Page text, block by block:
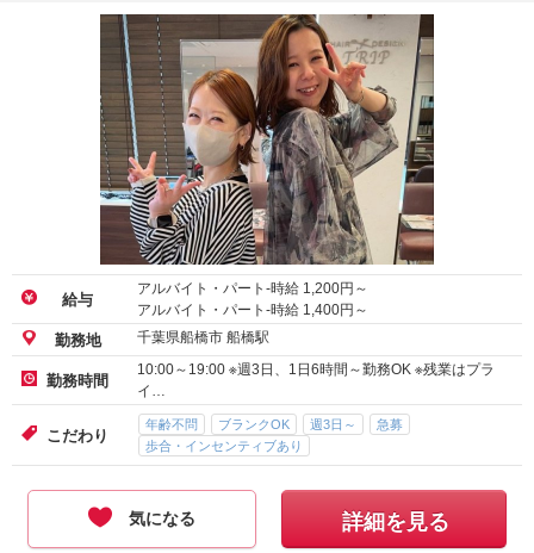
気になる 詳細を見る
株式会社Clan/HAIR DESIGN TRIP/美容師/千葉県(船橋市)
ブランクあり・子育て中の方大歓迎♪ 週3日～OK◎《スタイリスト募集》
20年続く地域で愛されるサロン＊【まずはサロン見学してみません
か？】船橋駅徒歩1分で通いやすい！
給与
アルバイト・パート-時給
円～
円～